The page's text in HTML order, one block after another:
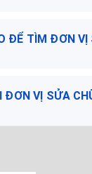
ĐỂ TÌM ĐƠN VỊ
ĐƠN VỊ SỬA